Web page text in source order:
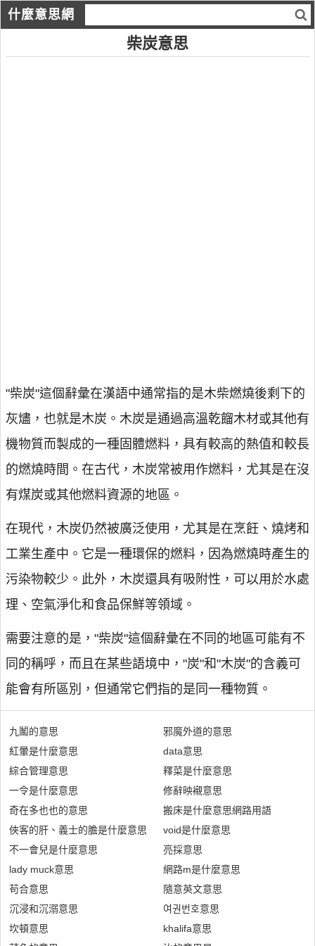
什麼意思網
柴炭意思
"柴炭"這個辭彙在漢語中通常指的是木柴燃燒後剩下的
灰燼，也就是木炭。木炭是通過高溫乾餾木材或其他有
機物質而製成的一種固體燃料，具有較高的熱值和較長
的燃燒時間。在古代，木炭常被用作燃料，尤其是在沒
有煤炭或其他燃料資源的地區。
在現代，木炭仍然被廣泛使用，尤其是在烹飪、燒烤和
工業生產中。它是一種環保的燃料，因為燃燒時產生的
污染物較少。此外，木炭還具有吸附性，可以用於水處
理、空氣淨化和食品保鮮等領域。
需要注意的是，"柴炭"這個辭彙在不同的地區可能有不
同的稱呼，而且在某些語境中，"炭"和"木炭"的含義可
能會有所區別，但通常它們指的是同一種物質。
九鬮的意思
紅暈是什麼意思
綜合管理意思
一令是什麼意思
奇在多也也的意思
俠客的肝、義士的膽是什麼意思
不一會兒是什麼意思
lady muck意思
苟合意思
沉浸和沉溺意思
坎頓意思
邪魔外道的意思
data意思
釋菜是什麼意思
修辭映襯意思
搬床是什麼意思網路用語
void是什麼意思
亮採意思
網路m是什麼意思
隨意英文意思
여권번호意思
khalifa意思